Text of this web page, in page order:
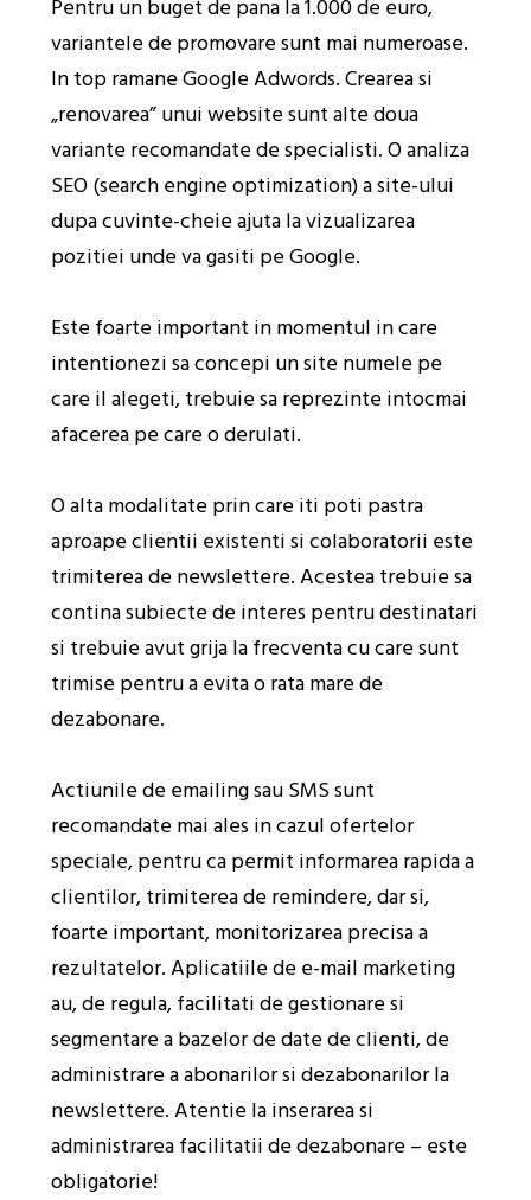
Pentru un buget de pana la 1.000 de euro,
variantele de promovare sunt mai numeroase.
In top ramane Google Adwords. Crearea si
„renovarea” unui website sunt alte doua
variante recomandate de specialisti. O analiza
SEO (search engine optimization) a site-ului
dupa cuvinte-cheie ajuta la vizualizarea
pozitiei unde va gasiti pe Google.
Este foarte important in momentul in care
intentionezi sa concepi un site numele pe
care il alegeti, trebuie sa reprezinte intocmai
afacerea pe care o derulati.
O alta modalitate prin care iti poti pastra
aproape clientii existenti si colaboratorii este
trimiterea de newslettere. Acestea trebuie sa
contina subiecte de interes pentru destinatari
si trebuie avut grija la frecventa cu care sunt
trimise pentru a evita o rata mare de
dezabonare.
Actiunile de emailing sau SMS sunt
recomandate mai ales in cazul ofertelor
speciale, pentru ca permit informarea rapida a
clientilor, trimiterea de remindere, dar si,
foarte important, monitorizarea precisa a
rezultatelor. Aplicatiile de e-mail marketing
au, de regula, facilitati de gestionare si
segmentare a bazelor de date de clienti, de
administrare a abonarilor si dezabonarilor la
newslettere. Atentie la inserarea si
administrarea facilitatii de dezabonare – este
obligatorie!